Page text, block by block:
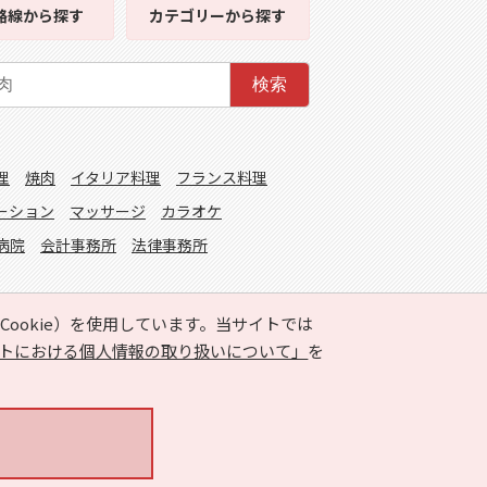
）を使用しています。当サイトでは
における個人情報の取り扱いについて」 を
線から探す カテゴリーから探す
検索
焼肉 イタリア料理
フランス料理
ション マッサージ
カラオケ
院 会計事務所 法律事務所